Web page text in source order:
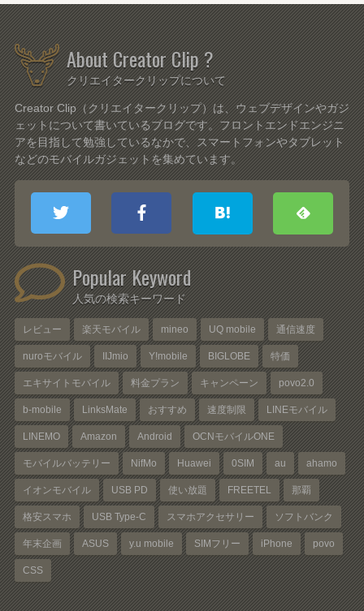
About Creator Clip ?
クリエイタークリップについて
Creator Clip（クリエイタークリップ）は、ウェブデザインやガジ
ェットについて書いているブログです。フロントエンドエンジニ
アを目指して勉強しているなかで、スマートフォンやタブレット
などのモバイルガジェットを集めています。
Popular Keyword
人気の検索キーワード
レビュー 楽天モバイル mineo UQ mobile 通信速度
nuroモバイル IIJmio Y!mobile BIGLOBE 特価
エキサイトモバイル 料金プラン キャンペーン povo2.0
b-mobile LinksMate おすすめ 速度制限 LINEモバイル
LINEMO Amazon Android OCNモバイルONE
モバイルバッテリー NifMo Huawei 0SIM au ahamo
イオンモバイル USB PD 使い放題 FREETEL 那覇
格安スマホ USB Type-C スマホアクセサリー ソフトバンク
年末企画 ASUS y.u mobile SIMフリー iPhone povo
CSS